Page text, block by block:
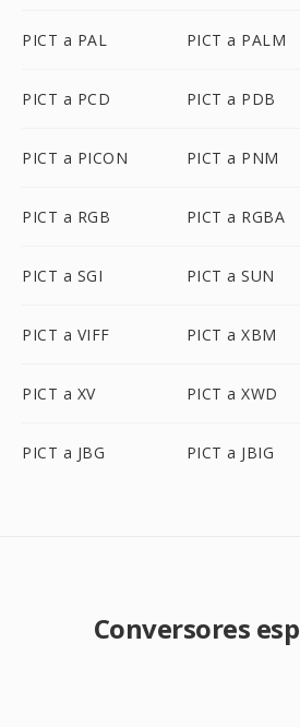
PICT a PAL PICT a PALM
PICT a PCD PICT a PDB
PICT a PICON PICT a PNM
PICT a RGB PICT a RGBA
PICT a SGI PICT a SUN
PICT a VIFF PICT a XBM
PICT a XV PICT a XWD
PICT a JBG PICT a JBIG
Conversores